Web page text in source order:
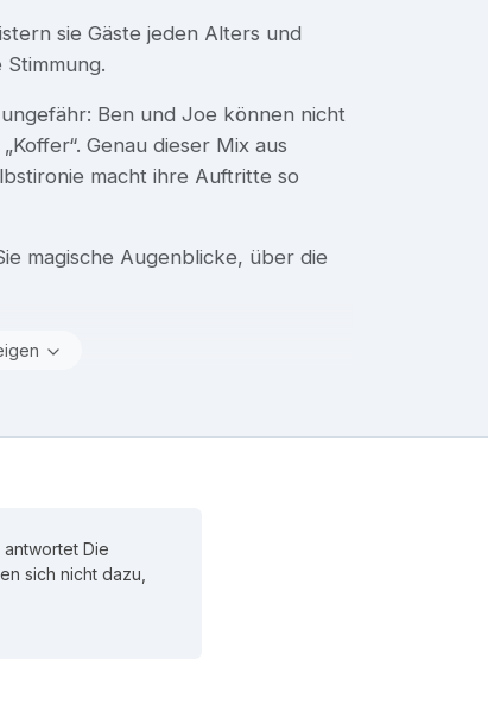
sie Gäste jeden Alters und
Ben und Joe können nicht
Genau dieser Mix aus
macht ihre Auftritte so
magische Augenblicke, über die
Die
sich nicht dazu,